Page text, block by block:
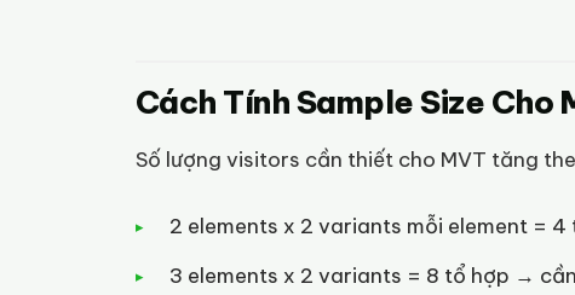
Cách Tính Sample Size Cho
Số lượng visitors cần thiết cho MVT tăng
2 elements x 2 variants mỗi element =
3 elements x 2 variants = 8 tổ hợp →